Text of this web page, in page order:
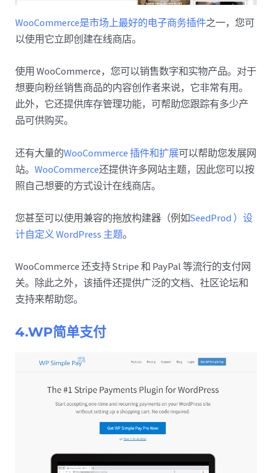
WooCommerce是市场上最好的电子商务插件之一，您可
以使用它立即创建在线商店。
使用 WooCommerce，您可以销售数字和实物产品。对于
想要向粉丝销售商品的内容创作者来说，它非常有用。
此外，它还提供库存管理功能，可帮助您跟踪有多少产
品可供购买。
还有大量的WooCommerce 插件和扩展可以帮助您发展网
站。WooCommerce还提供许多网站主题，因此您可以按
照自己想要的方式设计在线商店。
您甚至可以使用兼容的拖放构建器（例如SeedProd ）设
计自定义 WordPress 主题。
WooCommerce 还支持 Stripe 和 PayPal 等流行的支付网
关。除此之外，该插件还提供广泛的文档、社区论坛和
支持来帮助您。
4.WP简单支付